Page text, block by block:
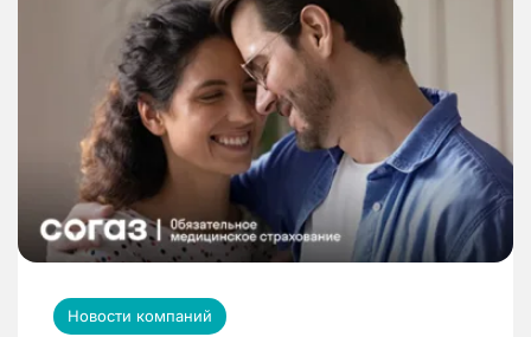
Новости компаний